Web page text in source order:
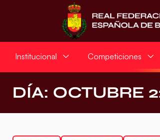
Institucional Competiciones
DÍA: OCTUBRE